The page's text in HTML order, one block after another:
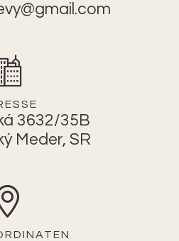
3632/35B
Meder, SR